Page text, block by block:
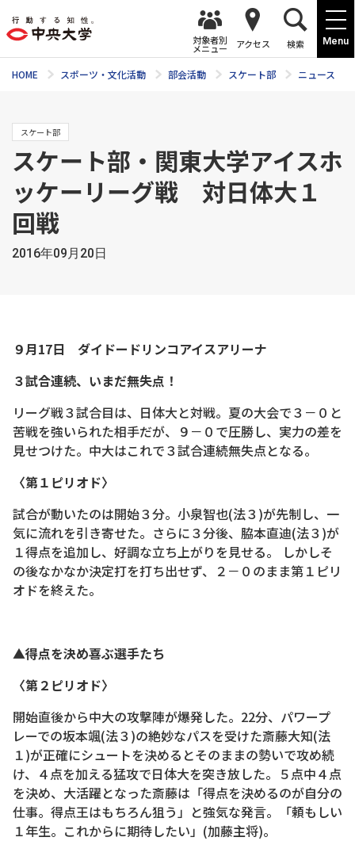
Menu
対象者別
メニュー アクセス 検索
HOME スポーツ・文化活動 部会活動 スケート部 ニュース
スケート部
スケート部・関東大学アイスホ
ッケーリーグ戦 対日体大１
回戦
2016年09月20日
９月17日 ダイドードリンコアイスアリーナ
３試合連続、いまだ無失点！
リーグ戦３試合目は、日体大と対戦。夏の大会で３－０と
苦戦を強いられた相手だが、９－０で圧勝し、実力の差を
見せつけた。中大はこれで３試合連続無失点となる。
〈第１ピリオド〉
試合が動いたのは開始３分。小泉智也(法３)が先制し、一
気に流れを引き寄せた。さらに３分後、脇本直迪(法３)が
１得点を追加し、好調な立ち上がりを見せる。 しかしそ
の後なかなか決定打を打ち出せず、２－０のまま第１ピリ
オドを終えた。
▲得点を決め喜ぶ選手たち
〈第２ピリオド〉
開始直後から中大の攻撃陣が爆発した。22分、パワープ
レーでの坂本颯(法３)の絶妙なパスを受けた斎藤大知(法
１)が正確にシュートを決めるとそのままの勢いで攻め続
け、４点を加える猛攻で日体大を突き放した。５点中４点
を決め、大活躍となった斎藤は「得点を決めるのが自分の
仕事。得点王はもちろん狙う」と強気な発言。「頼もしい
１年生。これからに期待したい」(加藤主将)。